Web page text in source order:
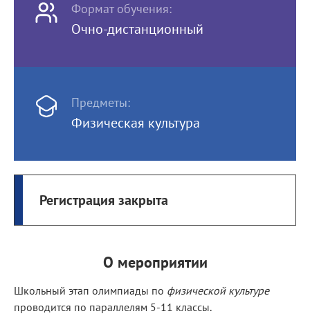
Формат обучения:
Очно-дистанционный
Предметы:
Физическая культура
Регистрация закрыта
О мероприятии
Школьный этап олимпиады по физической культуре
проводится по параллелям 5-11 классы.